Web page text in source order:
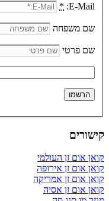
E-Mail:
*
שם משפחה
שם פרטי
קישורים
קואן אום זן העולמי
קואן אום זן אירופה
קואן אום זן אמריקה
קואן אום זן אסיה